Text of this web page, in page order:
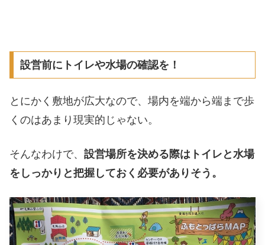
設営前にトイレや水場の確認を！
とにかく敷地が広大なので、場内を端から端まで歩
くのはあまり現実的じゃない。
そんなわけで、 設営場所を決める際はトイレと水場
をしっかりと把握しておく必要がありそう。